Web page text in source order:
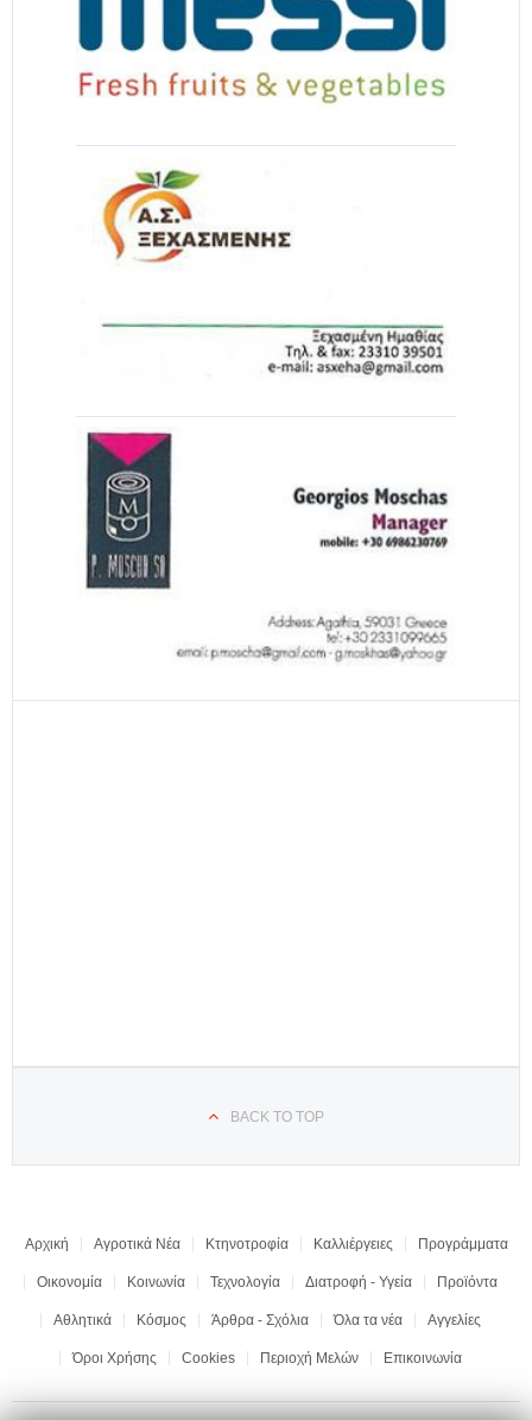
BACK TO TOP
Αρχική Αγροτικά Νέα Κτηνοτροφία Καλλιέργειες Προγράμματα
Οικονομία Κοινωνία Τεχνολογία Διατροφή - Υγεία Προϊόντα
Αθλητικά Κόσμος Άρθρα - Σχόλια Όλα τα νέα Αγγελίες
Όροι Χρήσης Cookies Περιοχή Μελών Επικοινωνία